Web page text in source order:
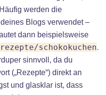
Häufig werden die
Blogs verwendet –
dann beispielsweise
schokokuchen.
sinnvoll, da du
(„Rezepte“) direkt an
und glasklar ist, dass